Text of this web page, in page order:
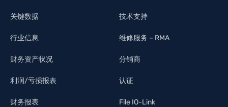
关键数据
行业信息
财务资产状况
利润/亏损报表
财务报表
技术支持
维修服务 – RMA
分销商
认证
File IO-Link